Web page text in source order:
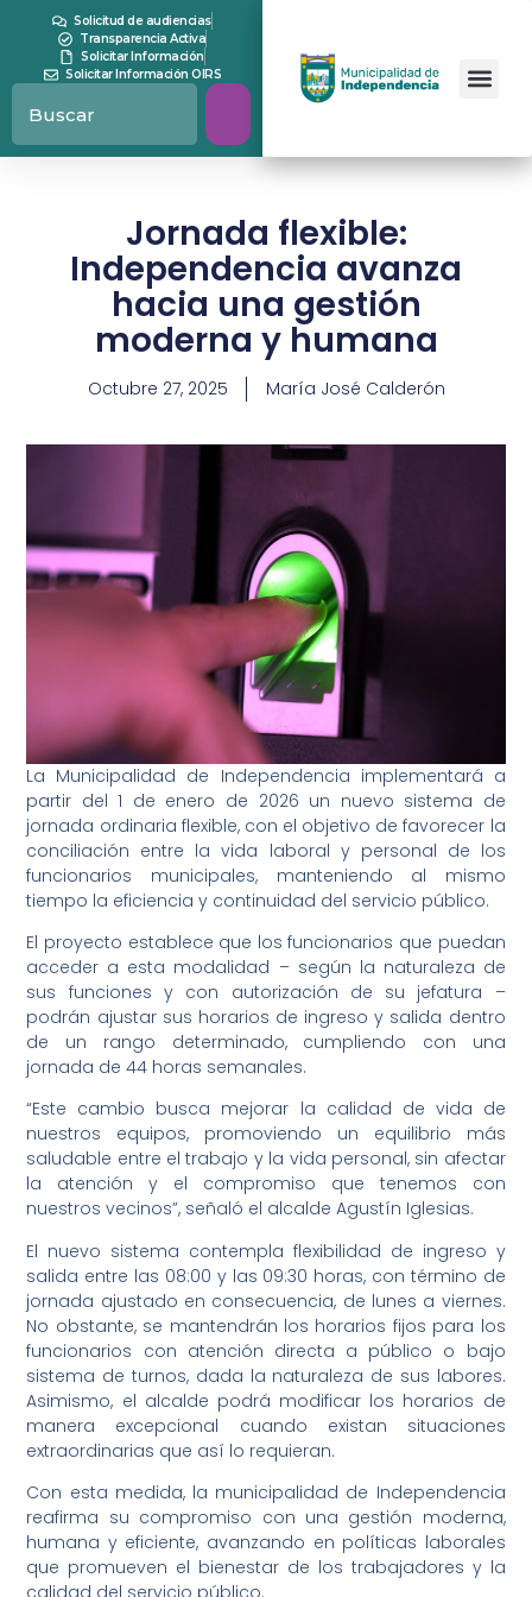
Solicitud de audiencias
Transparencia Activa
Solicitar Información
Solicitar Información OIRS
Jornada flexible:
Independencia avanza
hacia una gestión
moderna y humana
Octubre 27, 2025 María José Calderón
La Municipalidad de Independencia implementará a
partir del 1 de enero de 2026 un nuevo sistema de
jornada ordinaria flexible, con el objetivo de favorecer la
conciliación entre la vida laboral y personal de los
funcionarios municipales, manteniendo al mismo
tiempo la eficiencia y continuidad del servicio público.
El proyecto establece que los funcionarios que puedan
acceder a esta modalidad – según la naturaleza de
sus funciones y con autorización de su jefatura –
podrán ajustar sus horarios de ingreso y salida dentro
de un rango determinado, cumpliendo con una
jornada de 44 horas semanales.
“Este cambio busca mejorar la calidad de vida de
nuestros equipos, promoviendo un equilibrio más
saludable entre el trabajo y la vida personal, sin afectar
la atención y el compromiso que tenemos con
nuestros vecinos”, señaló el alcalde Agustín Iglesias.
El nuevo sistema contempla flexibilidad de ingreso y
salida entre las 08:00 y las 09:30 horas, con término de
jornada ajustado en consecuencia, de lunes a viernes.
No obstante, se mantendrán los horarios fijos para los
funcionarios con atención directa a público o bajo
sistema de turnos, dada la naturaleza de sus labores.
Asimismo, el alcalde podrá modificar los horarios de
manera excepcional cuando existan situaciones
extraordinarias que así lo requieran.
Con esta medida, la municipalidad de Independencia
reafirma su compromiso con una gestión moderna,
humana y eficiente, avanzando en políticas laborales
que promueven el bienestar de los trabajadores y la